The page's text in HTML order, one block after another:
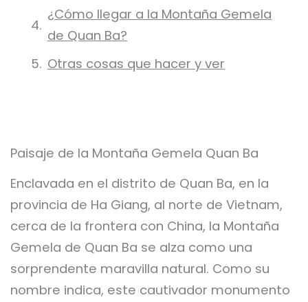
¿Cómo llegar a la Montaña Gemela
de Quan Ba?
Otras cosas que hacer y ver
Paisaje de la Montaña Gemela Quan Ba
Enclavada en el distrito de Quan Ba, en la
provincia de Ha Giang, al norte de Vietnam,
cerca de la frontera con China, la Montaña
Gemela de Quan Ba se alza como una
sorprendente maravilla natural. Como su
nombre indica, este cautivador monumento